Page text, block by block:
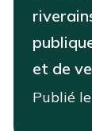
et de
Publié